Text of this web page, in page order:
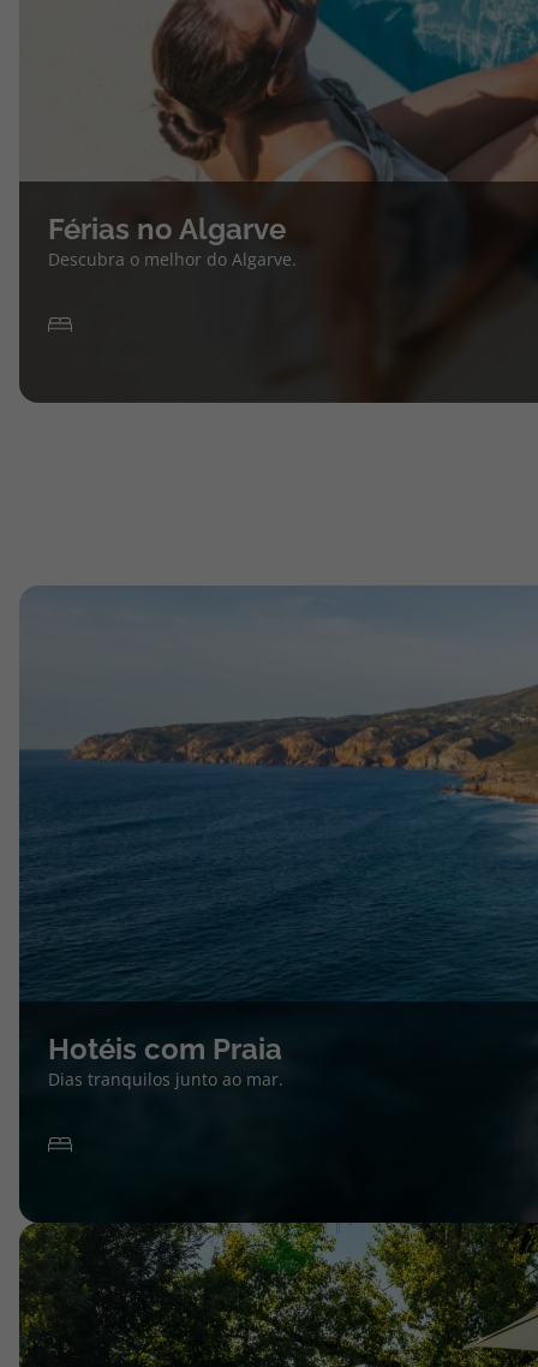
Férias no Algarve
Descubra o melhor do Algarve.
Hotéis com Praia
Dias tranquilos junto ao mar.